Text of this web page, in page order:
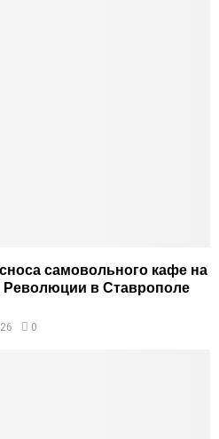
самовольного кафе на
Революции в Ставрополе
0